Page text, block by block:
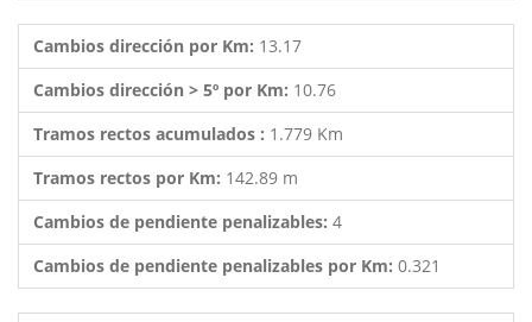
Cambios dirección por Km: 13.17
Cambios dirección > 5º por Km: 10.76
Tramos rectos acumulados : 1.779 Km
Tramos rectos por Km: 142.89 m
Cambios de pendiente penalizables: 4
Cambios de pendiente penalizables por Km: 0.321